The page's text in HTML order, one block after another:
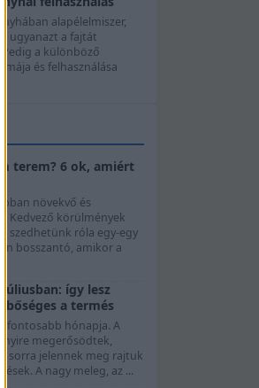
alapélelmiszer,
ugyanazt a fajtát
a különböző
és felhasználása
terem? 6 ok, amiért
növekvő és
Kedvező körülmények
szedhetünk róla egy-egy
bosszantó, amikor a
így lesz
bőséges a termés
hónapja. A
megerősödtek,
sorra jelennek meg rajtuk
A nagy meleg, az ...